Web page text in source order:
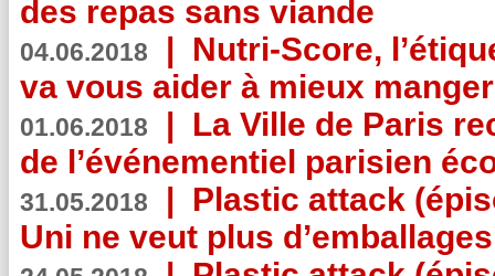
des repas sans viande
04.06.2018 | Nutri-Score,
va vous aider à mieux
01.06.2018 | La Ville de Paris
de l’événementiel parisien
31.05.2018 | Plastic attack
Uni ne veut plus